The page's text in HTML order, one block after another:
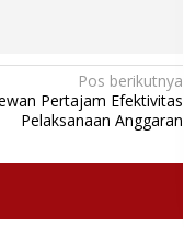
Pos berikutnya
Pertajam Efektivitas
Pelaksanaan Anggaran